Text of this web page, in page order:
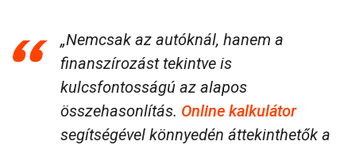
„Nemcsak az autóknál, hanem a
finanszírozást tekintve is
kulcsfontosságú az alapos
összehasonlítás. Online kalkulátor
segítségével könnyedén áttekinthetők a